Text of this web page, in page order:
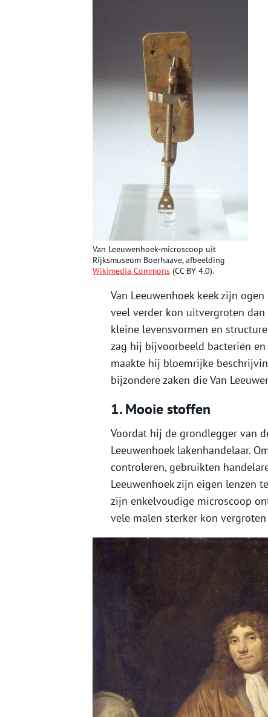
Van Leeuwenhoek-microscoop uit
Rijksmuseum Boerhaave, afbeelding
Wikimedia Commons (CC BY 4.0).
Van Leeuwenhoek keek zijn
veel verder kon uitvergroten
kleine levensvormen en
zag hij bijvoorbeeld bacteriën
maakte hij bloemrijke
bijzondere zaken die Van
1. Mooie stoffen
Voordat hij de grondlegger van
Leeuwenhoek lakenhandelaar.
controleren, gebruikten
Leeuwenhoek zijn eigen lenzen
zijn enkelvoudige microscoop
vele malen sterker kon